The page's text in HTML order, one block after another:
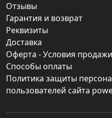
Отзывы
Гарантия и возврат
Реквизиты
Доставка
Оферта - Условия продажи
Способы оплаты
Политика защиты
пользователей сайта